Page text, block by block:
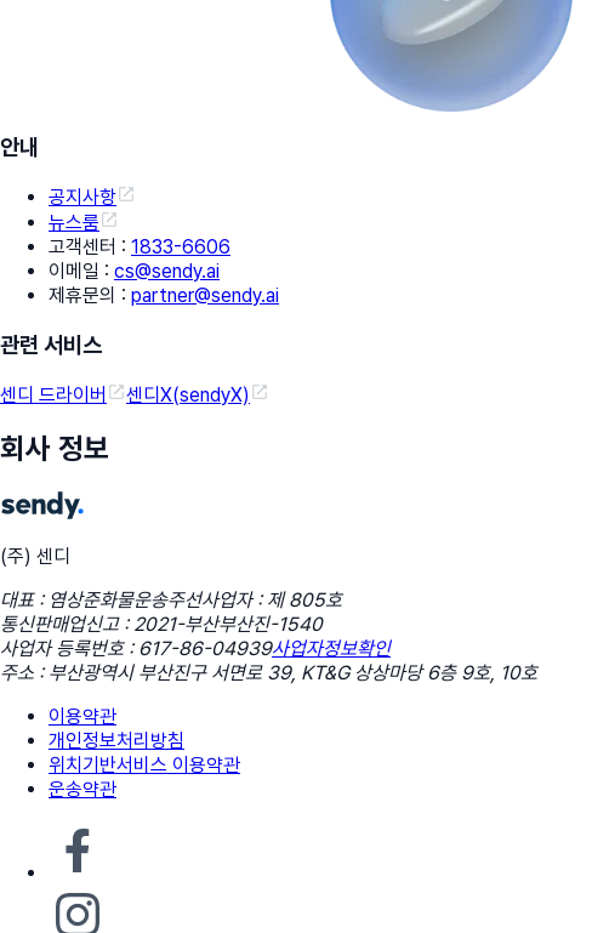
안내
공지사항
뉴스룸
고객센터 : 1833-6606
이메일 : cs@sendy.ai
제휴문의 : partner@sendy.ai
관련 서비스
센디 드라이버 센디X(sendyX)
회사 정보
(주) 센디
대표 : 염상준화물운송주선사업자 : 제 805호
통신판매업신고 : 2021-부산부산진-1540
사업자 등록번호 : 617-86-04939사업자정보확인
주소 : 부산광역시 부산진구 서면로 39, KT&G 상상마당 6층 9호, 10호
이용약관
개인정보처리방침
위치기반서비스 이용약관
운송약관